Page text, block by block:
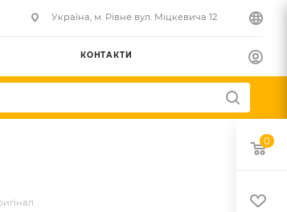
Українa, м. Рівне вул. Міцкевича 12
КОНТАКТИ
0